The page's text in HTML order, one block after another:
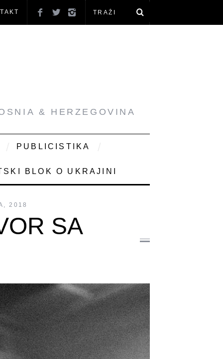
& HERZEGOVINA
PUBLICISTIKA
BLOK O UKRAJINI
2018
SA